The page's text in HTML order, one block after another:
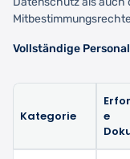
Vollständige
Kategorie
e